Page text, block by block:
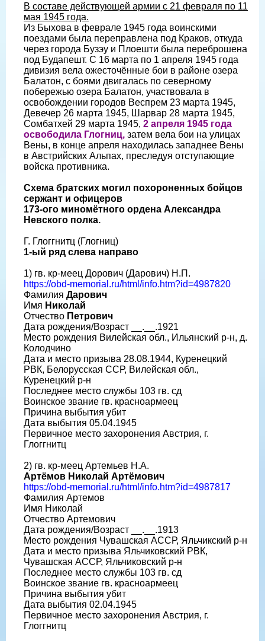
В составе действующей армии с 21 февраля по 11
мая 1945 года.
Из Быхова в феврале 1945 года воинскими
поездами была переправлена под Краков, откуда
через города Бузэу и Плоешти была переброшена
под Будапешт. С 16 марта по 1 апреля 1945 года
дивизия вела ожесточённые бои в районе озера
Балатон, с боями двигалась по северному
побережью озера Балатон, участвовала в
освобождении городов Веспрем 23 марта 1945,
Девечер 26 марта 1945, Шарвар 28 марта 1945,
Сомбатхей 29 марта 1945, 2 апреля 1945 года
освободила Глогниц, затем вела бои на улицах
Вены, в конце апреля находилась западнее Вены
в Австрийских Альпах, преследуя отступающие
войска противника.
Схема братских могил похороненных бойцов
сержант и офицеров
173-ого миномётного ордена Александра
Невского полка.
Г. Глоггнитц (Глогниц)
1-ый ряд слева направо
1) гв. кр-меец Дорович (Дарович) Н.П.
https://obd-memorial.ru/html/info.htm?id=4987820
Фамилия Дарович
Имя Николай
Отчество Петрович
Дата рождения/Возраст __.__.1921
Место рождения Вилейская обл., Ильянский р-н, д.
Колодчино
Дата и место призыва 28.08.1944, Куренецкий
РВК, Белорусская ССР, Вилейская обл.,
Куренецкий р-н
Последнее место службы 103 гв. сд
Воинское звание гв. красноармеец
Причина выбытия убит
Дата выбытия 05.04.1945
Первичное место захоронения Австрия, г.
Глоггнитц
2) гв. кр-меец Артемьев Н.А.
Артёмов Николай Артёмович
https://obd-memorial.ru/html/info.htm?id=4987817
Фамилия Артемов
Имя Николай
Отчество Артемович
Дата рождения/Возраст __.__.1913
Место рождения Чувашская АССР, Яльчикский р-н
Дата и место призыва Яльчиковский РВК,
Чувашская АССР, Яльчиковский р-н
Последнее место службы 103 гв. сд
Воинское звание гв. красноармеец
Причина выбытия убит
Дата выбытия 02.04.1945
Первичное место захоронения Австрия, г.
Глоггнитц